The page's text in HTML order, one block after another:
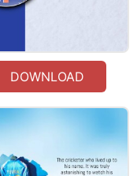
DOWNLOAD